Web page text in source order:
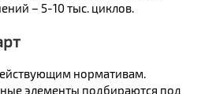
– 5-10 тыс. циклов.
нормативам.
элементы подбираются под